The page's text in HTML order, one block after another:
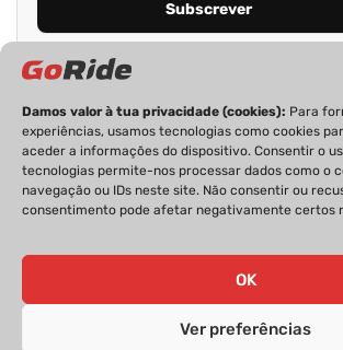
Damos valor à tua privacidade (cookies): Para
experiências, usamos tecnologias como cookies
aceder a informações do dispositivo. Consentir o
tecnologias permite-nos processar dados como o
navegação ou IDs neste site. Não consentir ou
consentimento pode afetar negativamente certos
OK
Ver preferências
PRIVACIDADE FICHA TÉCNICA